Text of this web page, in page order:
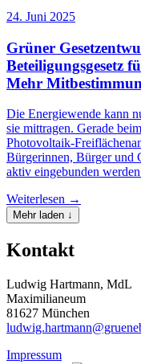
24. Juni 2025
Grüner
Beteiligungsgesetz
Mehr
Die Energiewende kann
sie mittragen. Gerade
Photovoltaik-
Bürgerinnen, Bürger und
aktiv eingebunden
Weiterlesen →
Mehr laden ↓
Kontakt
Ludwig Hartmann, MdL
Maximilianeum
81627 München
Impressum